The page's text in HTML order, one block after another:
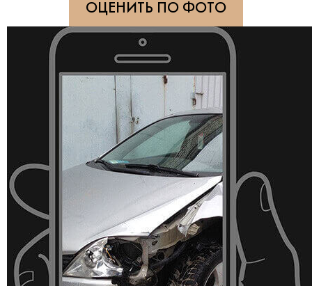
ОЦЕНИТЬ ПО ФОТО